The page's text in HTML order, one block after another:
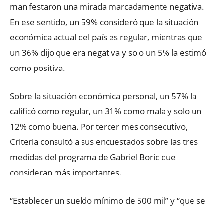
manifestaron una mirada marcadamente negativa.
En ese sentido, un 59% consideró que la situación
económica actual del país es regular, mientras que
un 36% dijo que era negativa y solo un 5% la estimó
como positiva.
Sobre la situación económica personal, un 57% la
calificó como regular, un 31% como mala y solo un
12% como buena. Por tercer mes consecutivo,
Criteria consultó a sus encuestados sobre las tres
medidas del programa de Gabriel Boric que
consideran más importantes.
“Establecer un sueldo mínimo de 500 mil” y “que se